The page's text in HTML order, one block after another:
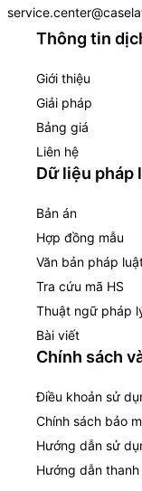
Thông tin
Giới thiệu
Giải pháp
Bảng giá
Liên hệ
Dữ liệu pháp
Bản án
Hợp đồng mẫu
Văn bản pháp
Tra cứu mã HS
Thuật ngữ pháp
Bài viết
Chính sách
Điều khoản sử
Chính sách bảo
Hướng dẫn sử
Hướng dẫn